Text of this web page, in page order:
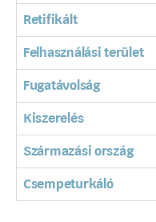
Retifikált
Felhasználási terület
Fugatávolság
Kiszerelés
Származási ország
Csempeturkáló